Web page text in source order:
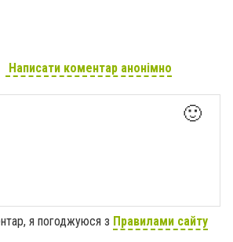
Написати коментар анонімно
🙂
я погоджуюся з Правилами сайту